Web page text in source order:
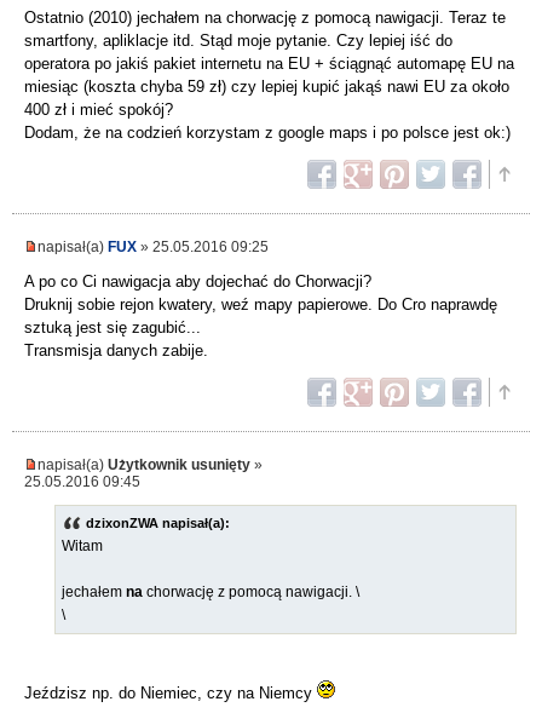
Ostatnio (2010) jechałem na chorwację z pomocą nawigacji. Teraz te
smartfony, apliklacje itd. Stąd moje pytanie. Czy lepiej iść do
operatora po jakiś pakiet internetu na EU + ściągnąć automapę EU na
miesiąc (koszta chyba 59 zł) czy lepiej kupić jakąś nawi EU za około
400 zł i mieć spokój?
Dodam, że na codzień korzystam z google maps i po polsce jest ok:)
napisał(a) FUX » 25.05.2016 09:25
A po co Ci nawigacja aby dojechać do Chorwacji?
Druknij sobie rejon kwatery, weź mapy papierowe. Do Cro naprawdę
sztuką jest się zagubić...
Transmisja danych zabije.
napisał(a) Użytkownik usunięty »
25.05.2016 09:45
dzixonZWA napisał(a):
Witam
jechałem na chorwację z pomocą nawigacji. \
\
Jeździsz np. do Niemiec, czy na Niemcy